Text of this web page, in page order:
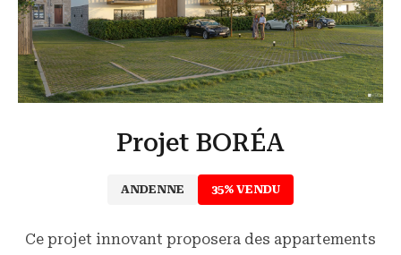
Projet BORÉA
ANDENNE 35% VENDU
Ce projet innovant proposera des appartements